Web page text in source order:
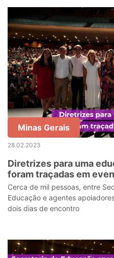
Minas Gerais
28.02.2023
Diretrizes para uma
foram traçadas em
Cerca de mil pessoas, entre
Educação e agentes
dois dias de encontro